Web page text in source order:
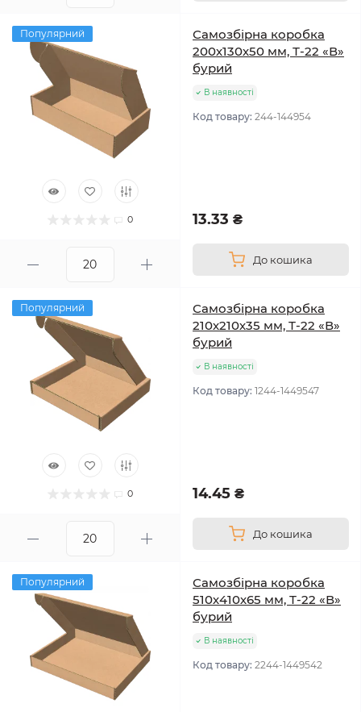
Популярний
0
Самозбірна коробка
200х130х50 мм, Т-22 «В»
бурий
В наявності
Код товару: 244-144954
13.33 ₴
До кошика
Популярний
0
Самозбірна коробка
210х210х35 мм, Т-22 «В»
бурий
В наявності
Код товару: 1244-1449547
14.45 ₴
До кошика
Популярний
Самозбірна коробка
510х410х65 мм, Т-22 «В»
бурий
В наявності
Код товару: 2244-1449542